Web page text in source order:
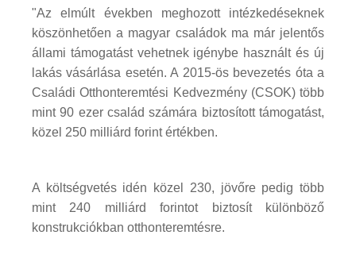
"Az elmúlt években meghozott intézkedéseknek
köszönhetően a magyar családok ma már jelentős
állami támogatást vehetnek igénybe használt és új
lakás vásárlása esetén. A 2015-ös bevezetés óta a
Családi Otthonteremtési Kedvezmény (CSOK) több
mint 90 ezer család számára biztosított támogatást,
közel 250 milliárd forint értékben.
A költségvetés idén közel 230, jövőre pedig több
mint 240 milliárd forintot biztosít különböző
konstrukciókban otthonteremtésre.